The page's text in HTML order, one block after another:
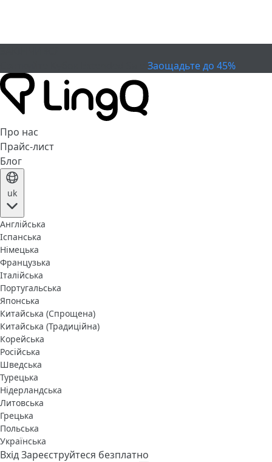
Заощадьте до 45%
Про нас
Прайс-лист
Блог
uk
Англійська
Іспанська
Німецька
Французька
Італійська
Португальська
Японська
Китайська (Спрощена)
Китайська (Традиційна)
Корейська
Російська
Шведська
Турецька
Нідерландська
Литовська
Грецька
Польська
Українська
ВхідЗареєструйтеся безплатно